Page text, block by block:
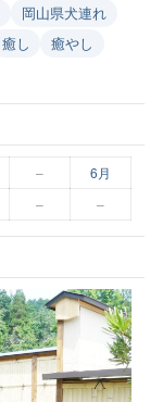
岡山県犬連れ
癒し
癒やし
–
6月
– –